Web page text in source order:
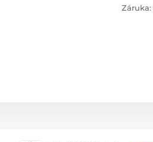
Záruka: